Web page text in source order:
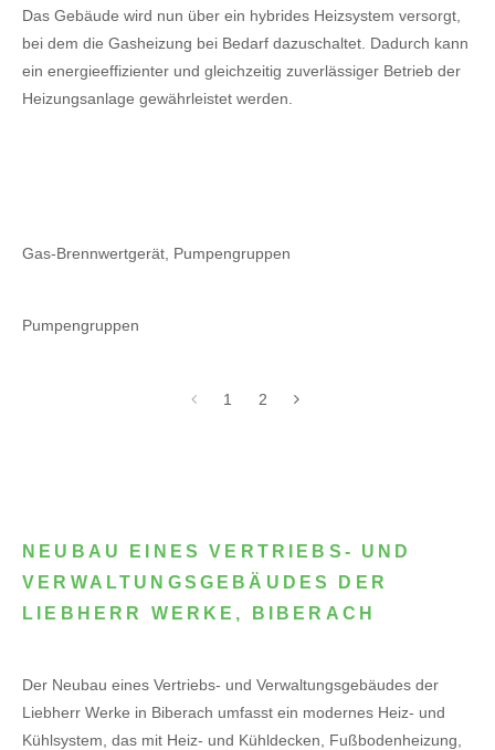
Das Gebäude wird nun über ein hybrides Heizsystem versorgt,
bei dem die Gasheizung bei Bedarf dazuschaltet. Dadurch kann
ein energieeffizienter und gleichzeitig zuverlässiger Betrieb der
Heizungsanlage gewährleistet werden.
Gas-Brennwertgerät, Pumpengruppen
Pumpengruppen
1 2
NEUBAU EINES VERTRIEBS- UND
VERWALTUNGSGEBÄUDES DER
LIEBHERR WERKE, BIBERACH
Der Neubau eines Vertriebs- und Verwaltungsgebäudes der
Liebherr Werke in Biberach umfasst ein modernes Heiz- und
Kühlsystem, das mit Heiz- und Kühldecken, Fußbodenheizung,